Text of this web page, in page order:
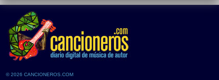
© 2026 CANCIONEROS.COM